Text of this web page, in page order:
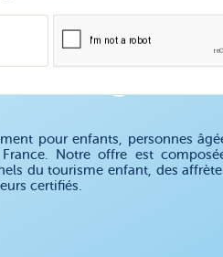
pour enfants, personnes
Notre offre est
du tourisme enfant, des
certifiés.